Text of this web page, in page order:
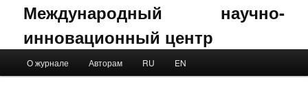
Международный научно-
инновационный центр
Skip to primary content
Skip to secondary content
О журнале Авторам RU EN